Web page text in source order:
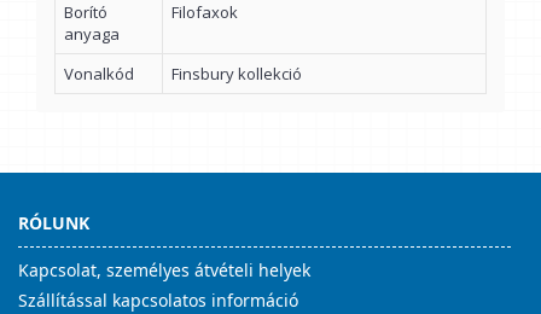
Borító
anyaga
Filofaxok
Vonalkód Finsbury kollekció
RÓLUNK
Kapcsolat, személyes átvételi helyek
Szállítással kapcsolatos információ